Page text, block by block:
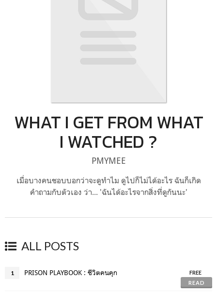
WHAT I GET FROM WHAT
I WATCHED ?
PMYMEE
เมื่อบางคนชอบบอกว่าจะดูทำไม ดูไปก็ไม่ได้อะไร ฉันก็เกิด
คำถามกับตัวเอง ว่า... 'ฉันได้อะไรจากสิ่งที่ดูกันนะ'
ALL POSTS
1 PRISON PLAYBOOK : ชีวิตคนคุก
FREE
READ